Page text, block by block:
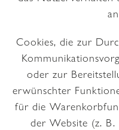
Cookies, die zur
oder zur
erwünschter
für die
der Website (z. B.